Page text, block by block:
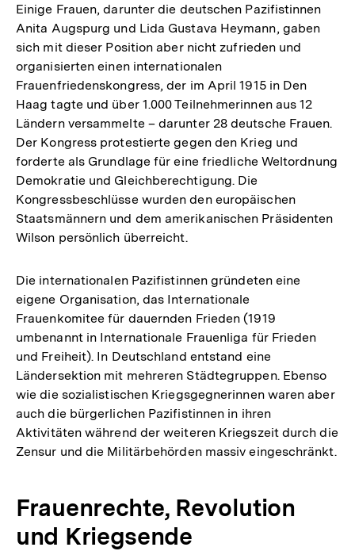
Einige Frauen, darunter die deutschen Pazifistinnen
Anita Augspurg und Lida Gustava Heymann, gaben
sich mit dieser Position aber nicht zufrieden und
organisierten einen internationalen
Frauenfriedenskongress, der im April 1915 in Den
Haag tagte und über 1.000 Teilnehmerinnen aus 12
Ländern versammelte – darunter 28 deutsche Frauen.
Der Kongress protestierte gegen den Krieg und
forderte als Grundlage für eine friedliche Weltordnung
Demokratie und Gleichberechtigung. Die
Kongressbeschlüsse wurden den europäischen
Staatsmännern und dem amerikanischen Präsidenten
Wilson persönlich überreicht.
Die internationalen Pazifistinnen gründeten eine
eigene Organisation, das Internationale
Frauenkomitee für dauernden Frieden (1919
umbenannt in Internationale Frauenliga für Frieden
und Freiheit). In Deutschland entstand eine
Ländersektion mit mehreren Städtegruppen. Ebenso
wie die sozialistischen Kriegsgegnerinnen waren aber
auch die bürgerlichen Pazifistinnen in ihren
Aktivitäten während der weiteren Kriegszeit durch die
Zensur und die Militärbehörden massiv eingeschränkt.
Frauenrechte, Revolution
und Kriegsende